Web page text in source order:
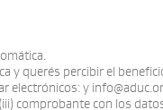
y querés percibir el
electrónicos: y
comprobante con los